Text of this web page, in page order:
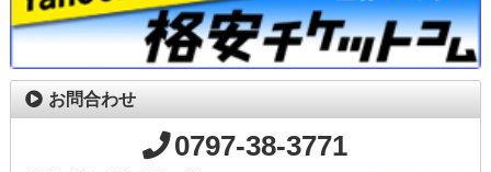
お問合わせ
0797-38-3771